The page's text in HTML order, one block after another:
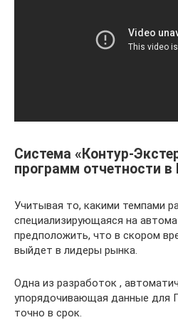
Система «Контур-
программ отчетности
Учитывая то, какими темпами
специализирующаяся на
предположить, что в скором
выйдет в лидеры рынка.
Одна из разработок ,
упорядочивающая данные для
точно в срок.